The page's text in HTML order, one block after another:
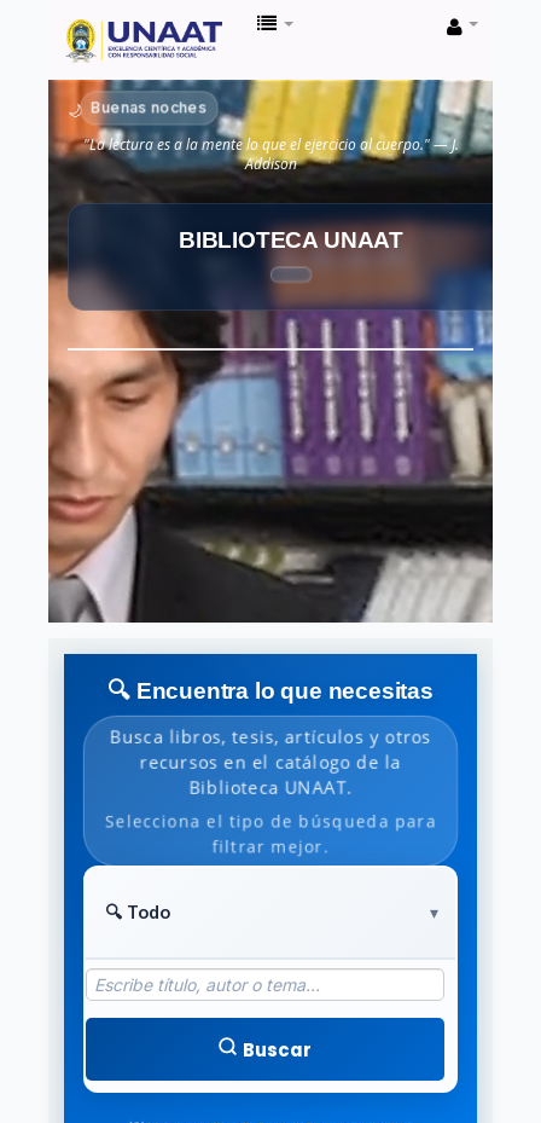
Biblioteca
Unaat
🌙 Buenas noches
"La lectura es a la mente lo que el ejercicio al cuerpo." — J.
Addison
BIBLIOTECA UNAAT
🔍 Encuentra lo que necesitas
Busca libros, tesis, artículos y otros
recursos en el catálogo de la
Biblioteca UNAAT.
Selecciona el tipo de búsqueda para
filtrar mejor.
Buscar